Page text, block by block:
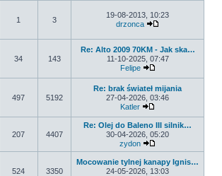
1 3
19-08-2013, 10:23
drzonca
34 143
Re: Alto 2009 70KM - Jak ska…
11-10-2025, 07:47
Felipe
497 5192
Re: brak świateł mijania
27-04-2026, 03:46
Katler
207 4407
Re: Olej do Baleno III silnik…
30-04-2026, 05:20
zydon
Wyświetl
524 3350
Mocowanie tylnej kanapy Ignis…
24-05-2026, 13:03